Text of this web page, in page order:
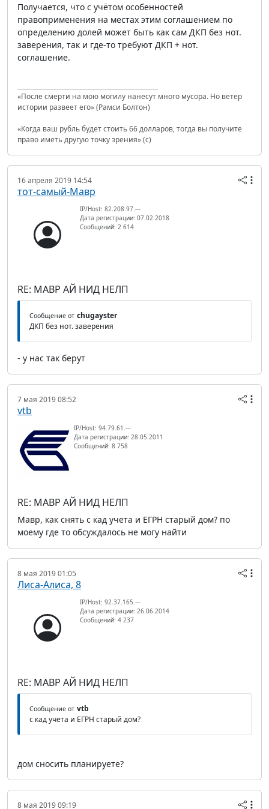
Получается, что с учётом особенностей
правоприменения на местах этим соглашением по
определению долей может быть как сам ДКП без нот.
заверения, так и где-то требуют ДКП + нот.
соглашение.
«После смерти на мою могилу нанесут много мусора. Но ветер
истории развеет его» (Рамси Болтон)
«Когда ваш рубль будет стоить 66 долларов, тогда вы получите
право иметь другую точку зрения» (с)
16 апреля 2019 14:54
тот-самый-Мавр
IP/Host: 82.208.97.---
Дата регистрации: 07.02.2018
Сообщений: 2 614
RE: МАВР АЙ НИД НЕЛП
Сообщение от chugayster
ДКП без нот. заверения
- у нас так берут
7 мая 2019 08:52
vtb
IP/Host: 94.79.61.---
Дата регистрации: 28.05.2011
Сообщений: 8 758
RE: МАВР АЙ НИД НЕЛП
Мавр, как снять с кад учета и ЕГРН старый дом? по
моему где то обсуждалось не могу найти
8 мая 2019 01:05
Лиса-Алиса, 8
IP/Host: 92.37.165.---
Дата регистрации: 26.06.2014
Сообщений: 4 237
RE: МАВР АЙ НИД НЕЛП
Сообщение от vtb
с кад учета и ЕГРН старый дом?
дом сносить планируете?
8 мая 2019 09:19